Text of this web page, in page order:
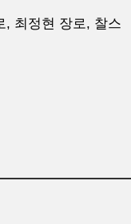
, 최정현 장로, 찰스